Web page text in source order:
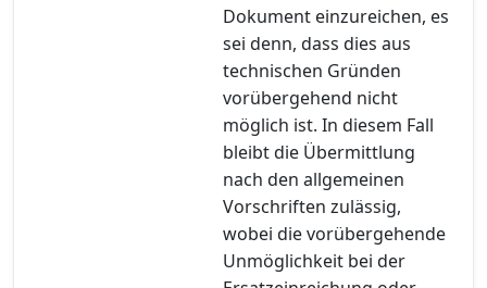
Dokument einzureichen, es
sei denn, dass dies aus
technischen Gründen
vorübergehend nicht
möglich ist. In diesem Fall
bleibt die Übermittlung
nach den allgemeinen
Vorschriften zulässig,
wobei die vorübergehende
Unmöglichkeit bei der